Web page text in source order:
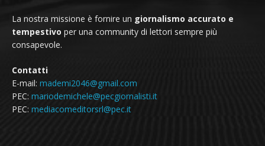
La nostra missione è fornire un giornalismo accurato e
tempestivo per una community di lettori sempre più
consapevole.
Contatti
E-mail: mademi2046@gmail.com
PEC: mariodemichele@pecgiornalisti.it
PEC: mediacomeditorsrl@pec.it